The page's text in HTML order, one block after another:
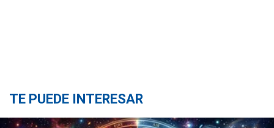
TE PUEDE INTERESAR